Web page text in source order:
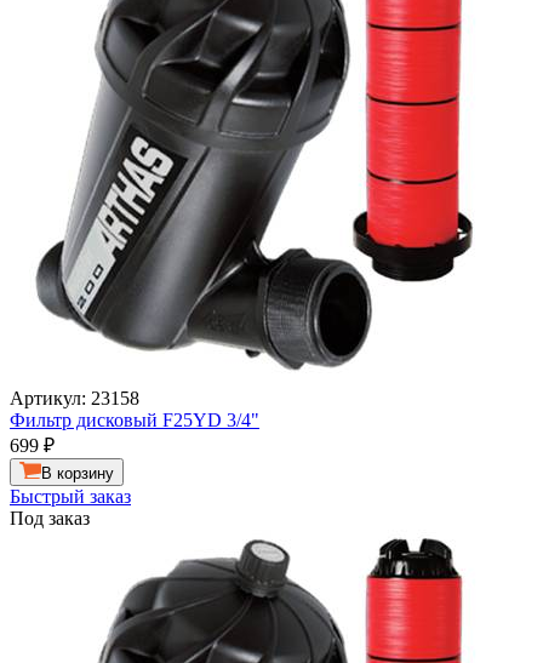
Артикул: 23158
Фильтр дисковый F25YD 3/4"
699 ₽
В корзину
Быстрый заказ
Под заказ